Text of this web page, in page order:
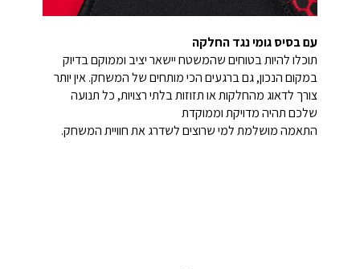
עם בסיס גומי נגד החלקה
תוכלו להיות בטוחים שהמשטח יישאר יציב וממוקם בדיוק
במקום הנכון, גם ברגעים הכי מותחים של המשחק. אין יותר
צורך לדאוג מהחלקות או תזוזות בלתי רצויות, כל תנועה
שלכם תהיה מדויקת וממוקדת
התאמה מושלמת למי שרוצים לשדרג את חוויית המשחק.